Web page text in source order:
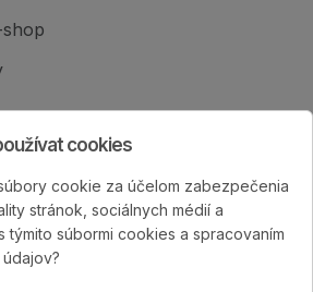
s.r.o., založená v roku
slovenským výrobcom
hodnotených matracov.
cookies
cookie za účelom zabezpečenia
stránok, sociálnych médií a
týmito súbormi cookies a spracovaním